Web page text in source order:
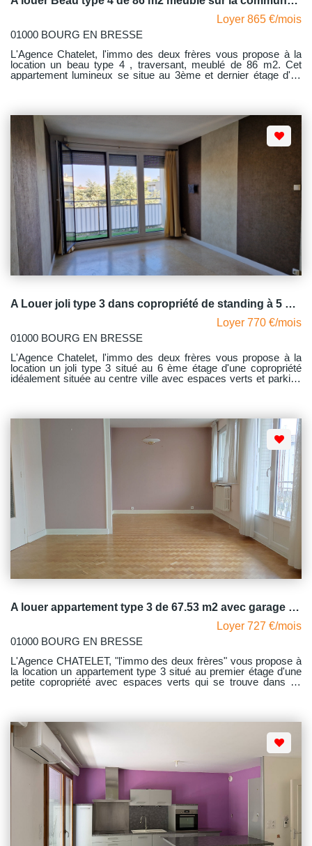
Loyer 865 €/mois
01000 BOURG EN BRESSE
L'Agence Chatelet, l'immo des deux frères vous propose à la
location un beau type 4 , traversant, meublé de 86 m2. Cet
appartement lumineux se situe au 3ème et dernier étage d'un
dégagement avec placard mural, deux chambres dont l'une
avec dressing et un dressing à part, une salle d'eau et un wc
indépendant. Des travaux d'isolation par l'extérieur avec
remplacement des menuiseries existantes vont débuter sur
cette fin d'année et feront que la note du dpe actuelle devrait
gagner deux points par ailleurs il convient de noter que le
chauffage est relié au réseau urbain. Libre courant août.
A Louer joli type 3 dans copropriété de standing à 5 mn du centre ville de BOURG EN BRESSE
Loyer 770 €/mois
01000 BOURG EN BRESSE
L'Agence Chatelet, l'immo des deux frères vous propose à la
location un joli type 3 situé au 6 ème étage d'une copropriété
idéalement située au centre ville avec espaces verts et parking
d'entrée avec placard mural, desservant une cuisine aménagée
et équipée, salon -séjour avec accès au balcon, deux chambres
dont l'une avec accès au balcon, la seconde avec un placard
mural aménagé, salle d'eau et wc indépendant. La copropriété a
fait l'objet de travaux d'isolation en façade il y a environ 6 ans,
d'où un dpe en C. Une climatisation sera installée sur le mois
d'octobre. Chauffage collectif au sol - Avec comme dépendance
une cave, stationnement non nominatif . Gros plus la
copropriété dispose d'une parking fermé par portail électrique.
Vous vous trouvez à deux pas des commerces, des bus, école
élémentaires , de l'université l Lyon III. Libre de suite
A louer appartement type 3 de 67.53 m2 avec garage Bourg-en-Bresse
Loyer 727 €/mois
01000 BOURG EN BRESSE
L'Agence CHATELET, "l'immo des deux frères" vous propose à
la location un appartement type 3 situé au premier étage d'une
petite copropriété avec espaces verts qui se trouve dans un
ainsi que les commerces en empruntant les pistes cyclables qui
ont été mises en fonctionnement récemment. Cet appartement
traversant est lumineux et fonctionnel. Il comprend un hall
d'entrée avec un dressing desservant une cuisine aménagée et
équipée d'un four, de plaques de cuisson gaz, d'une hotte et
d'une machine à laver, un grand salon-séjour donnant accès au
balcon sur lequel vous pourrez vous y reposer des les premiers
beaux jours, deux chambres avec placards muraux, une salle
d'eau et un W.C indépendant. Avec comme dépendance : un
garage fermé. Le chauffage est individuel au gaz avec
production d'eau chaude par la chaudière. Dédite au 13.10 mais
libre à compter du 16.08.2026